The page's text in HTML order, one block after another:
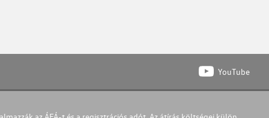
YouTube